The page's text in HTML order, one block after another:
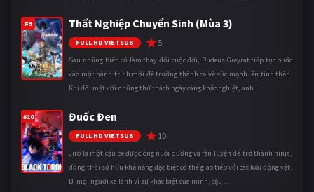
#9 Thất Nghiệp Chuyển Sinh (Mùa 3)
FULL HD VIETSUB 5
Sau những biến cố làm thay đổi cuộc đời, Rudeus Greyrat tiếp tục bước
vào một hành trình mới để trưởng thành cả về sức mạnh lẫn tinh thần.
Khi đối mặt với những thử thách ngày càng khắc nghiệt, anh ...
#10 Đuốc Đen
FULL HD VIETSUB 10
Jirô là một cậu bé được ông nuôi dưỡng và rèn luyện để trở thành ninja,
đồng thời sở hữu khả năng đặc biệt có thể giao tiếp với các loài động vật.
Bị mọi người xa lánh vì sự khác biệt của mình, cậu ...